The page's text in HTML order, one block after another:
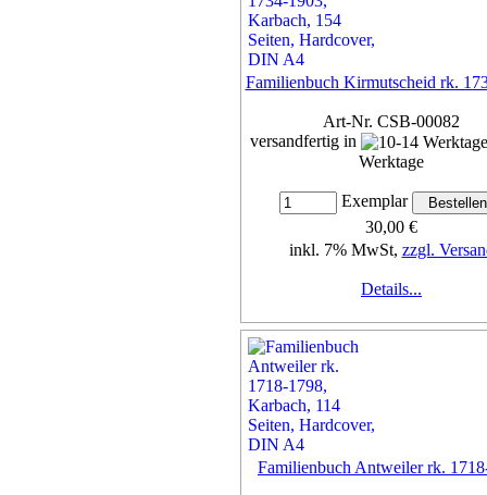
Familienbuch Kirmutscheid rk.
Art-Nr. CSB-00082
versandfertig in
Werktage
Exemplar
30,00 €
inkl. 7% MwSt, zzgl.
Details...
Familienbuch Antweiler rk.